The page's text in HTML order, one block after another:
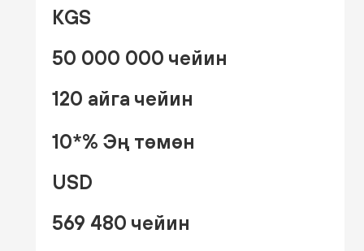
KGS
50 000 000 чейин
120 айга чейин
10*% Эң төмөн
USD
569 480 чейин